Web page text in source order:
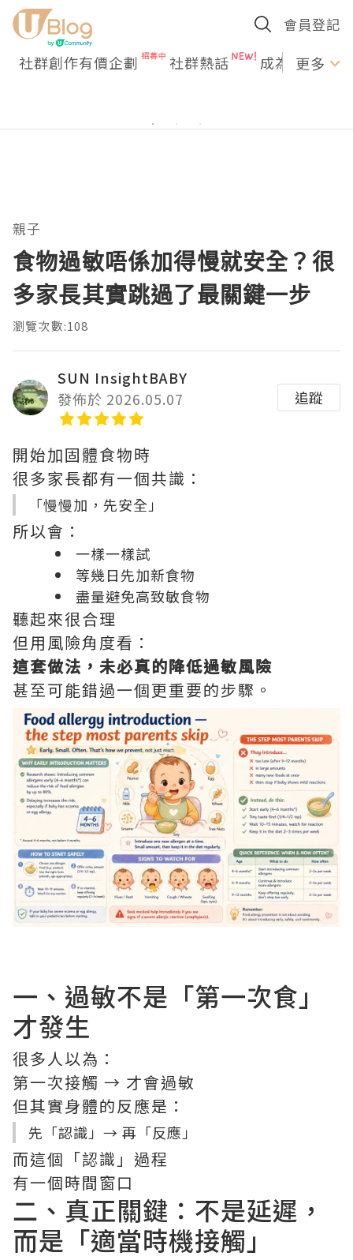
會員登記
社群創作有價企劃 社群熱話 成為U更多
親子
食物過敏唔係加得慢就安全？很
多家長其實跳過了最關鍵一步
瀏覽次數:108
SUN InsightBABY
發佈於 2026.05.07
追蹤
開始加固體食物時
很多家長都有一個共識：
「慢慢加，先安全」
所以會：
一樣一樣試
等幾日先加新食物
盡量避免高致敏食物
聽起來很合理
但用風險角度看：
這套做法，未必真的降低過敏風險
甚至可能錯過一個更重要的步驟。
一、過敏不是「第一次食」
才發生
很多人以為：
第一次接觸 → 才會過敏
但其實身體的反應是：
先「認識」→ 再「反應」
而這個「認識」過程
有一個時間窗口
二、真正關鍵：不是延遲，
而是「適當時機接觸」